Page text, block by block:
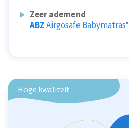
Zeer ademend
ABZAirgosafe Babymatras*
Hoge kwaliteit